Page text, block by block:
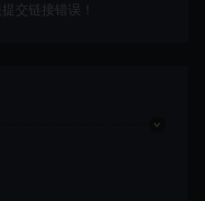
交链接错误！